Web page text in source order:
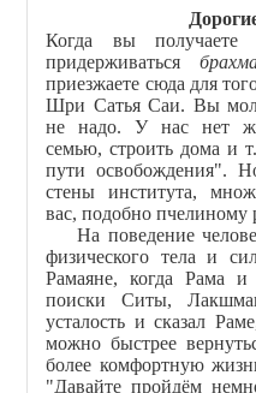
Когда вы получаете
придерживаться
приезжаете сюда для
Шри Сатья Саи. Вы
не надо. У нас нет
семью, строить дома и
пути освобождения".
стены института,
вас, подобно пчелиному
На поведение
физического тела и
Рамаяне, когда Рама
поиски Ситы,
усталость и сказал
можно быстрее
более комфортную
"Давайте пройдём